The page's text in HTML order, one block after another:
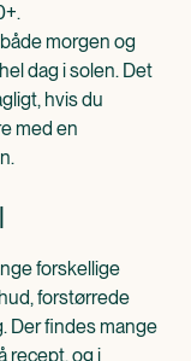
morgen og
dag i solen. Det
hvis du
med en
forskellige
forstørrede
Der findes mange
recept, og i